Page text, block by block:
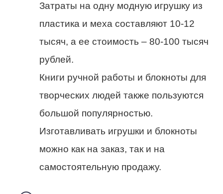
Затраты на одну модную игрушку из
пластика и меха составляют 10-12
тысяч, а ее стоимость – 80-100 тысяч
рублей.
Книги ручной работы и блокноты для
творческих людей также пользуются
большой популярностью.
Изготавливать игрушки и блокноты
можно как на заказ, так и на
самостоятельную продажу.